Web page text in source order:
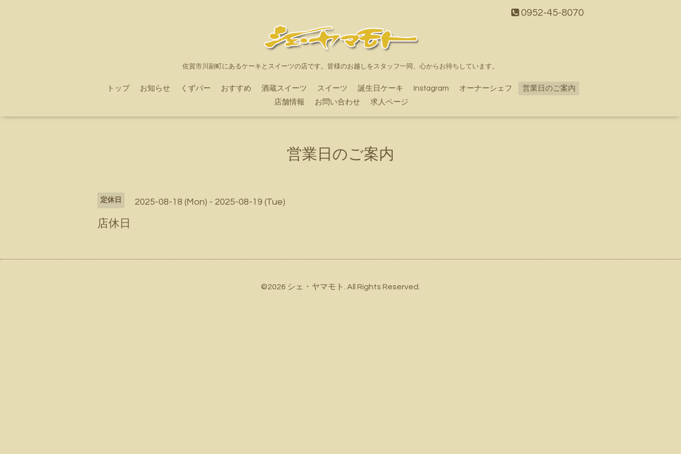
0952-45-8070
佐賀市川副町にあるケーキとスイーツの店です。皆様のお越しをスタッフ一同、心からお待ちしています。
トップ お知らせ くずバー おすすめ 酒蔵スイーツ スイーツ 誕生日ケーキ Instagram オーナーシェフ
営業日のご案内
店舗情報
お問い合わせ 求人ページ
営業日のご案内
定休日 2025-08-18 (Mon) - 2025-08-19 (Tue)
店休日
©2026 シェ・ヤマモト . All Rights Reserved.